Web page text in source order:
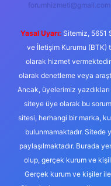
forumhizmeti@gmail.com
Yasal Uyarı: Sitemiz, 5651
ve İletişim Kurumu (BTK)
olarak hizmet
olarak denetleme veya
Ancak, üyelerimiz
siteye üye olarak bu
sitesi, herhangi bir marka,
bulunmamaktadır. Sitede
paylaşılmaktadır. Burada
olup, gerçek kurum ve
Gerçek kurum ve kişiler